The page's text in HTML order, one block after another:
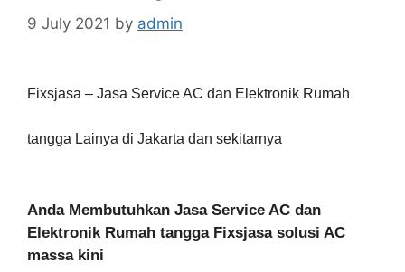
9 July 2021 by admin
Fixsjasa – Jasa Service AC dan Elektronik Rumah
tangga Lainya di Jakarta dan sekitarnya
Anda Membutuhkan Jasa Service AC dan
Elektronik Rumah tangga Fixsjasa solusi AC
massa kini